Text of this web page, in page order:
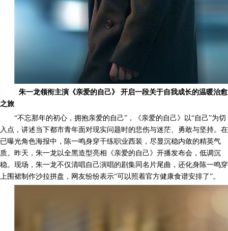
朱一龙领衔主演《亲爱的自己》
开启一段关于自我成长的温暖治愈
之旅
“不忘那年的初心，拥抱亲爱的自己”，
《亲爱的自己》 以“自己”为切
入点，讲述当下都市青年面对现实问题时的悲伤与迷茫、勇敢与坚持。 在
已曝光角色海报中， 陈一鸣身穿干练职业西装，尽显沉稳内敛的精英气
质。 昨天，朱一龙以全黑造型亮相《亲爱的自己》开播发布会，低调沉
稳。现场，朱一龙不仅清唱自己演唱的剧集同名片尾曲，还化身陈一鸣穿
上围裙制作沙拉拼盘，网友纷纷表示“可以照着官方健康食谱安排了”。